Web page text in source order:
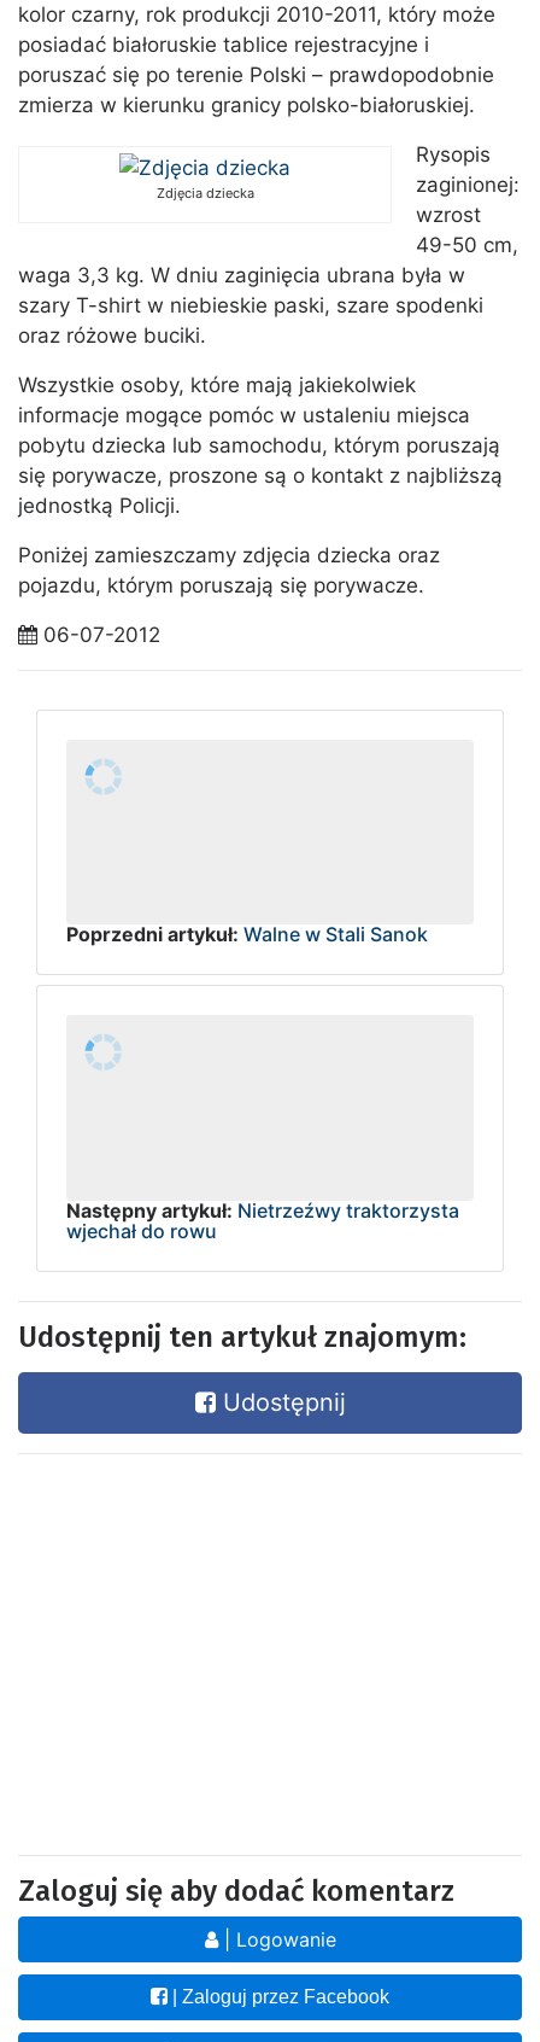
kolor czarny, rok produkcji 2010-2011, który może
posiadać białoruskie tablice rejestracyjne i
poruszać się po terenie Polski – prawdopodobnie
zmierza w kierunku granicy polsko-białoruskiej.
Zdjęcia dziecka
Rysopis
zaginionej:
wzrost
49-50 cm,
waga 3,3 kg. W dniu zaginięcia ubrana była w
szary T-shirt w niebieskie paski, szare spodenki
oraz różowe buciki.
Wszystkie osoby, które mają jakiekolwiek
informacje mogące pomóc w ustaleniu miejsca
pobytu dziecka lub samochodu, którym poruszają
się porywacze, proszone są o kontakt z najbliższą
jednostką Policji.
Poniżej zamieszczamy zdjęcia dziecka oraz
pojazdu, którym poruszają się porywacze.
06-07-2012
Poprzedni artykuł: Walne w Stali Sanok
Następny artykuł: Nietrzeźwy traktorzysta
wjechał do rowu
Udostępnij ten artykuł znajomym:
Udostępnij
Zaloguj się aby dodać komentarz
| Logowanie
| Zaloguj przez Facebook